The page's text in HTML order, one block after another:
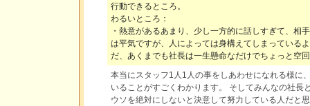
行動できるところ。
わるいところ：
・熱意があるあまり、少し一方的に話しすぎて、相
は平気ですが、人によっては身構えてしまっている
だ、あくまでも社長は一生懸命なだけでちょっと空
本当にスタッフ1人1人の事をしあわせになれる様に
いることがすごくわかります。 そしてみんなの社長
ウソを絶対にしないと決意して努力している人だと